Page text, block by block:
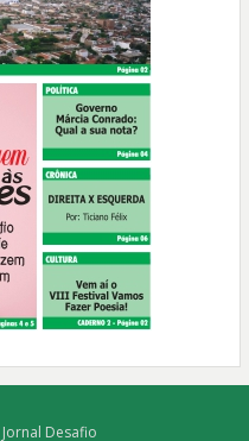
Jornal Desafio